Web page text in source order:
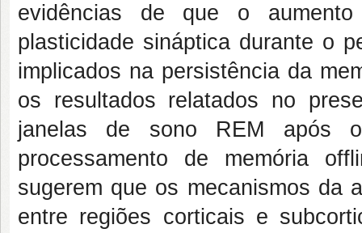
evidências de que o
plasticidade sináptica durante o
implicados na persistência da
os resultados relatados no
janelas de sono REM após
processamento de memória
sugerem que os mecanismos da
entre regiões corticais e